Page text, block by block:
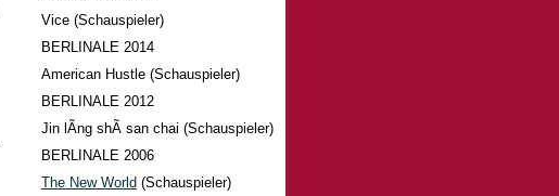
Vice (Schauspieler)
BERLINALE 2014
American Hustle (Schauspieler)
BERLINALE 2012
Jin lÃ­ng shÃ­ san chai (Schauspieler)
BERLINALE 2006
The New World (Schauspieler)